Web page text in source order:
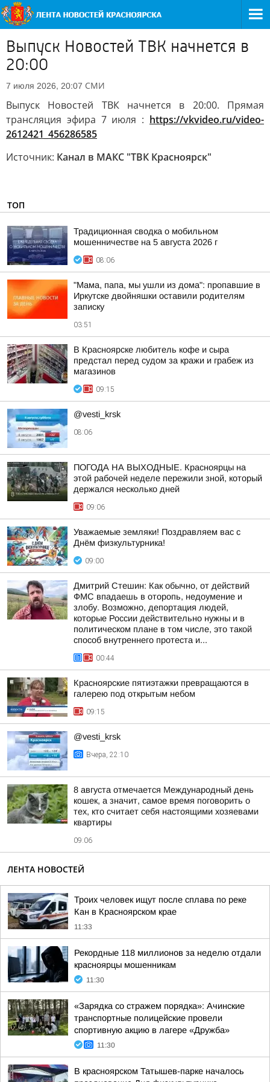
Выпуск Новостей ТВК начнется в
20:00
7 июля 2026, 20:07 СМИ
Выпуск Новостей ТВК начнется в 20:00. Прямая
трансляция эфира 7 июля : https://vkvideo.ru/video-
2612421_456286585
Источник: Канал в МАКС "ТВК Красноярск"
ТОП
Традиционная сводка о мобильном
мошенничестве на 5 августа 2026 г
08:06
"Мама, папа, мы ушли из дома": пропавшие в
Иркутске двойняшки оставили родителям
записку
03:51
В Красноярске любитель кофе и сыра
предстал перед судом за кражи и грабеж из
магазинов
09:15
@vesti_krsk
08:06
ПОГОДА НА ВЫХОДНЫЕ. Красноярцы на
этой рабочей неделе пережили зной, который
держался несколько дней
09:06
Уважаемые земляки! Поздравляем вас с
Днём физкультурника!
09:00
Дмитрий Стешин: Как обычно, от действий
ФМС впадаешь в оторопь, недоумение и
злобу. Возможно, депортация людей,
которые России действительно нужны и в
политическом плане в том числе, это такой
способ внутреннего протеста и...
00:44
Красноярские пятиэтажки превращаются в
галерею под открытым небом
09:15
@vesti_krsk
Вчера, 22:10
8 августа отмечается Международный день
кошек, а значит, самое время поговорить о
тех, кто считает себя настоящими хозяевами
квартиры
09:06
ЛЕНТА НОВОСТЕЙ
Троих человек ищут после сплава по реке
Кан в Красноярском крае
11:33
Рекордные 118 миллионов за неделю отдали
красноярцы мошенникам
11:30
«Зарядка со стражем порядка»: Ачинские
транспортные полицейские провели
спортивную акцию в лагере «Дружба»
11:30
В красноярском Татышев-парке началось